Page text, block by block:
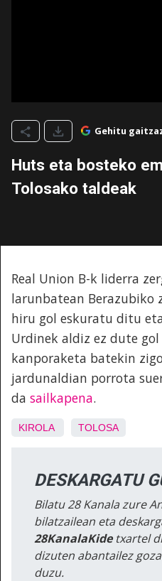
Gehitu
Huts eta bosteko
Tolosako taldeak
Real Union B-k liderra
larunbatean Berazubiko
hiru gol eskuratu ditu
Urdinek aldiz ez dute
kanporaketa batekin
jardunaldian porrota
da sailkapena.
KIROLA TOLOSA
DESKARGATU
Bilatu 28 Kanala zure
bilatzailean eta
28KanalaKidetxartel
dizuten abantailez
duzu.